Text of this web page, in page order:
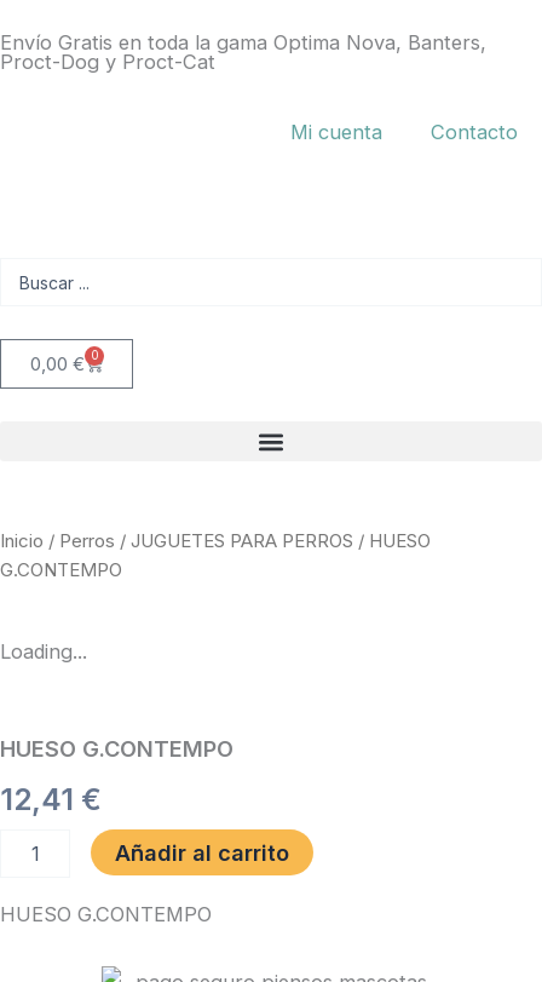
al
contenido
Envío Gratis en toda la gama Optima Nova, Banters,
Proct-Dog y Proct-Cat
Mi cuenta Contacto
0,00 € 0
Carrito
Inicio / Perros / JUGUETES PARA PERROS / HUESO
G.CONTEMPO
Loading...
HUESO G.CONTEMPO
12,41 €
G.CONTEMPO
Añadir al carrito
HUESO G.CONTEMPO